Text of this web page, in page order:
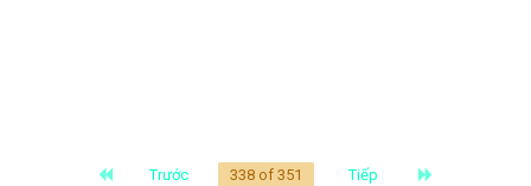
First Trước 338 of 351 Tiếp Last